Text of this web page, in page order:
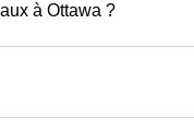
à Ottawa ?